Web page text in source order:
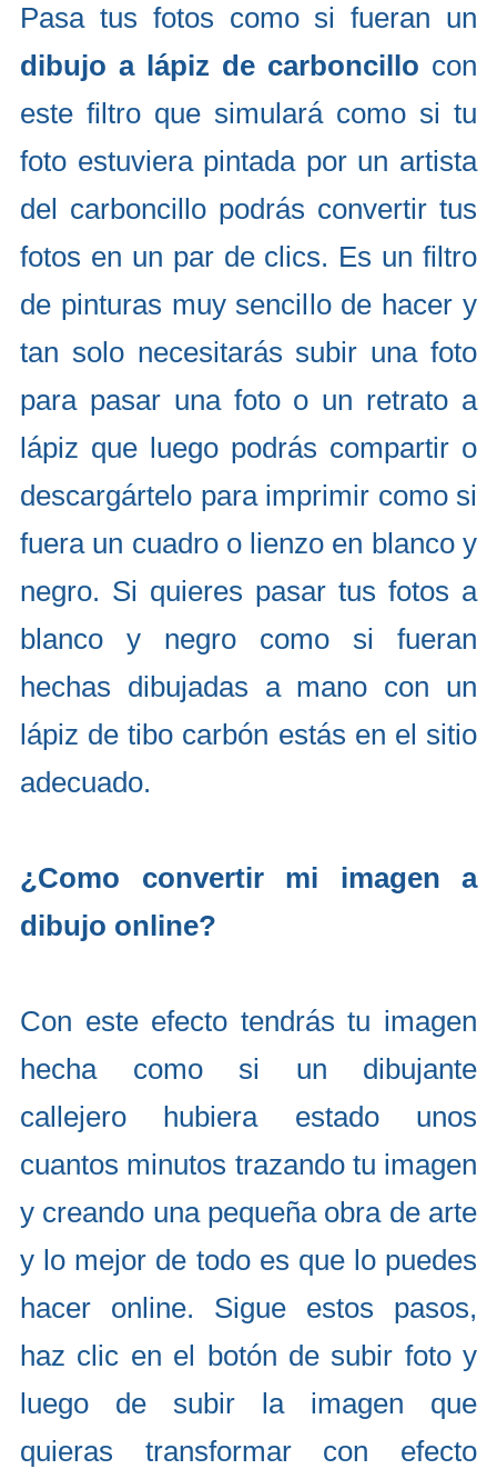
Pasa tus fotos como si fueran un
dibujo a lápiz de carboncillo con
este filtro que simulará como si tu
foto estuviera pintada por un artista
del carboncillo podrás convertir tus
fotos en un par de clics. Es un filtro
de pinturas muy sencillo de hacer y
tan solo necesitarás subir una foto
para pasar una foto o un retrato a
lápiz que luego podrás compartir o
descargártelo para imprimir como si
fuera un cuadro o lienzo en blanco y
negro. Si quieres pasar tus fotos a
blanco y negro como si fueran
hechas dibujadas a mano con un
lápiz de tibo carbón estás en el sitio
adecuado.
¿Como convertir mi imagen a
dibujo online?
Con este efecto tendrás tu imagen
hecha como si un dibujante
callejero hubiera estado unos
cuantos minutos trazando tu imagen
y creando una pequeña obra de arte
y lo mejor de todo es que lo puedes
hacer online. Sigue estos pasos,
haz clic en el botón de subir foto y
luego de subir la imagen que
quieras transformar con efecto